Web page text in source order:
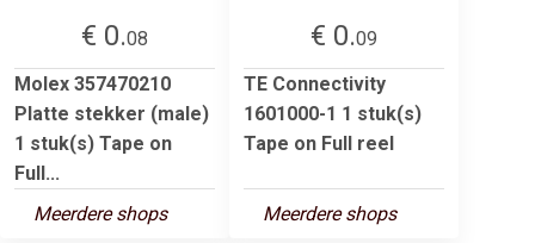
€ 0.08
Molex 357470210
Platte stekker (male)
1 stuk(s) Tape on
Full...
Meerdere shops
€ 0.09
TE Connectivity
1601000-1 1 stuk(s)
Tape on Full reel
Meerdere shops